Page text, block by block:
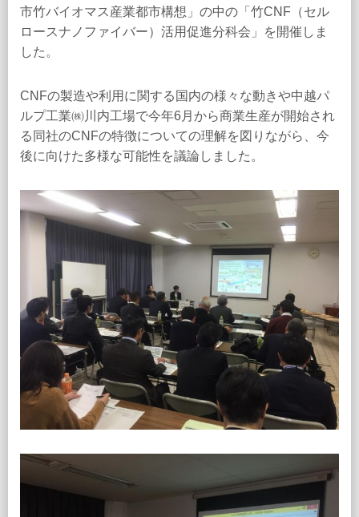
市竹バイオマス産業都市構想」の中の「竹CNF（セル
ロースナノファイバー）活用促進分科会」を開催しま
した。
CNFの製造や利用に関する国内の様々な動きや中越パ
ルプ工業㈱川内工場で今年6月から商業生産が開始され
る同社のCNFの特徴についての理解を図りながら、今
後に向けた多様な可能性を議論しました。